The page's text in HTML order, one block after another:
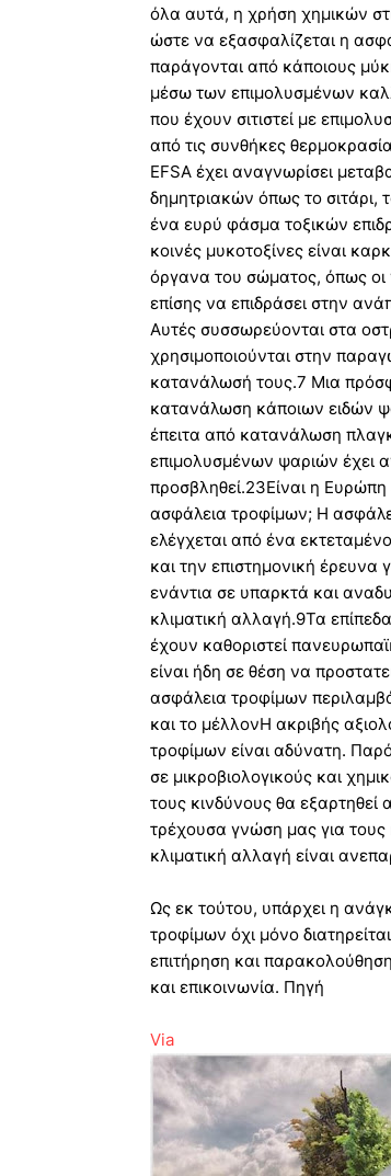
όλα αυτά, η χρήση χημικών
ώστε να εξασφαλίζεται η
παράγονται από κάποιους
μέσω των επιμολυσμένων
που έχουν σιτιστεί με
από τις συνθήκες
EFSA έχει αναγνωρίσει
δημητριακών όπως το σιτάρι,
ένα ευρύ φάσμα τοξικών
κοινές μυκοτοξίνες είναι
όργανα του σώματος, όπως
επίσης να επιδράσει στην
Αυτές συσσωρεύονται στα
χρησιμοποιούνται στην
κατανάλωσή τους.7 Μια
κατανάλωση κάποιων ειδών
έπειτα από κατανάλωση
επιμολυσμένων ψαριών έχει
προσβληθεί.23Είναι η Ευρώπη
ασφάλεια τροφίμων; Η
ελέγχεται από ένα
και την επιστημονική έρευνα
ενάντια σε υπαρκτά και
κλιματική αλλαγή.9Τα
έχουν καθοριστεί
είναι ήδη σε θέση να
ασφάλεια τροφίμων
και το μέλλονΗ ακριβής
τροφίμων είναι αδύνατη.
σε μικροβιολογικούς και
τους κινδύνους θα εξαρτηθεί
τρέχουσα γνώση μας για
κλιματική αλλαγή είναι
Ως εκ τούτου, υπάρχει η
τροφίμων όχι μόνο
επιτήρηση και
και επικοινωνία. Πηγή
Via